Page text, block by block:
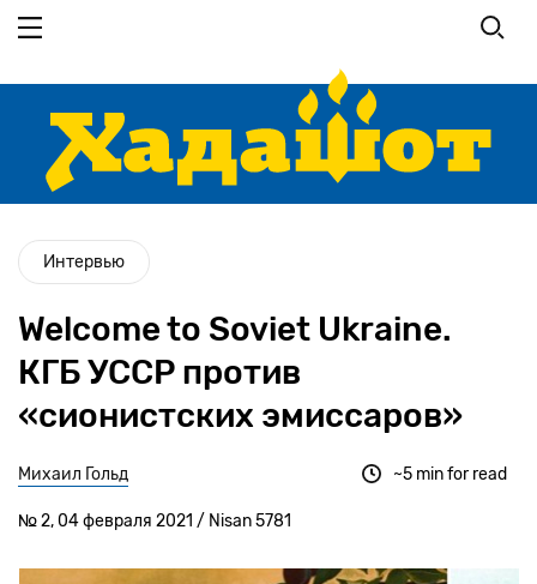
основному
Интервью
Welcome to Soviet Ukraine.
КГБ УССР против
«сионистских эмиссаров»
Михаил Гольд
№ 2, 04 февраля 2021 / Nisan 5781
~5 min for read